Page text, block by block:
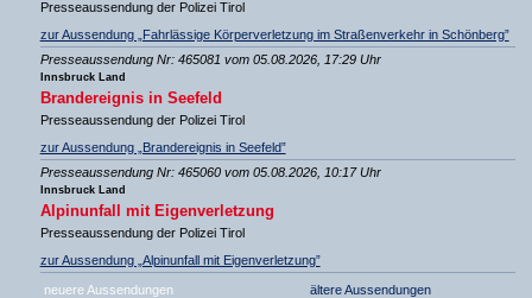
Presseaussendung der Polizei Tirol
zur Aussendung „Fahrlässige Körperverletzung im Straßenverkehr in Schönberg”
Presseaussendung Nr: 465081 vom 05.08.2026, 17:29 Uhr
Innsbruck Land
Brandereignis in Seefeld
Presseaussendung der Polizei Tirol
zur Aussendung „Brandereignis in Seefeld”
Presseaussendung Nr: 465060 vom 05.08.2026, 10:17 Uhr
Innsbruck Land
Alpinunfall mit Eigenverletzung
Presseaussendung der Polizei Tirol
zur Aussendung „Alpinunfall mit Eigenverletzung”
neuere Aussendungen ältere Aussendungen